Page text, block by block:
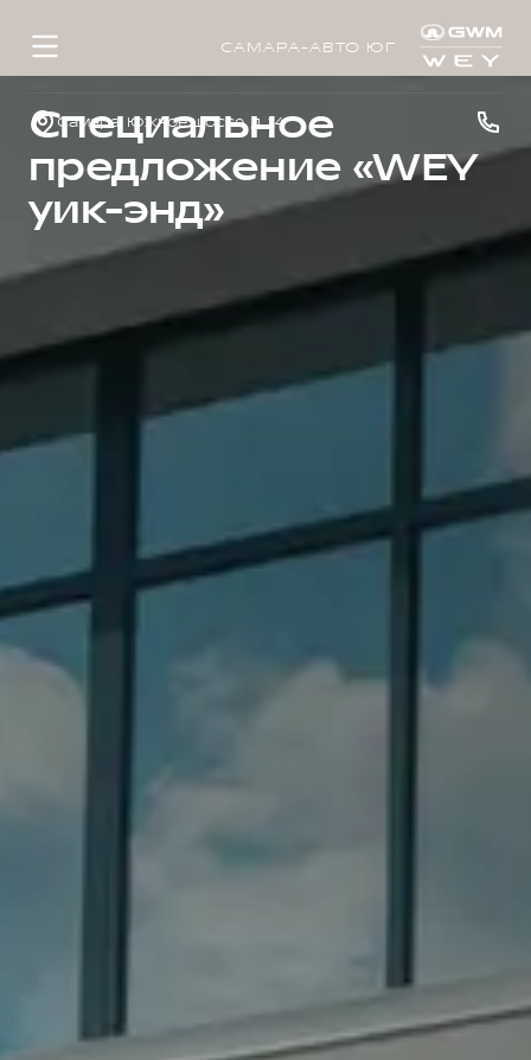
САМАРА-АВТО ЮГ
Самара, Южное шоссе, д. 14
Специальное
предложение «WEY
уик-энд»